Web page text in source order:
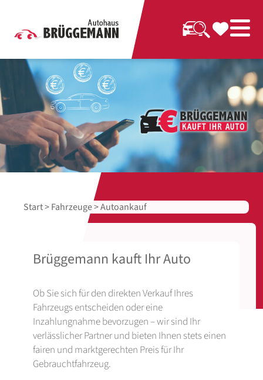
Start>Fahrzeuge> Autoankauf
Brüggemann kauft Ihr Auto
Ob Sie sich für den direkten Verkauf Ihres
Fahrzeugs entscheiden oder eine
Inzahlungnahme bevorzugen – wir sind Ihr
verlässlicher Partner und bieten Ihnen stets einen
fairen und marktgerechten Preis für Ihr
Gebrauchtfahrzeug.